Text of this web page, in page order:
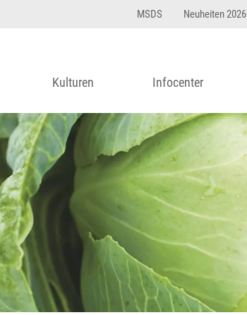
MSDS Neuheiten 2026
Kulturen Infocenter